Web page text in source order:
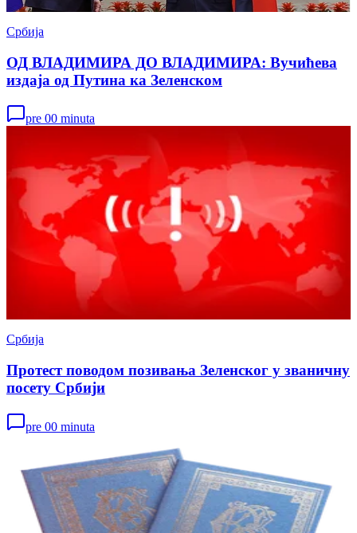
Србија
ОД ВЛАДИМИРА ДО ВЛАДИМИРА: Вучићева
издаја од Путина ка Зеленском
pre 00 minuta
Србија
Протест поводом позивања Зеленског у званичну
посету Србији
pre 00 minuta